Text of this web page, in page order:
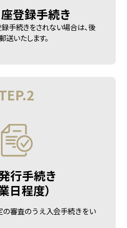
登録手続き
手続きをされない場合は、後
いたします。
行手続き
日程度）
審査のうえ入会手続きをい